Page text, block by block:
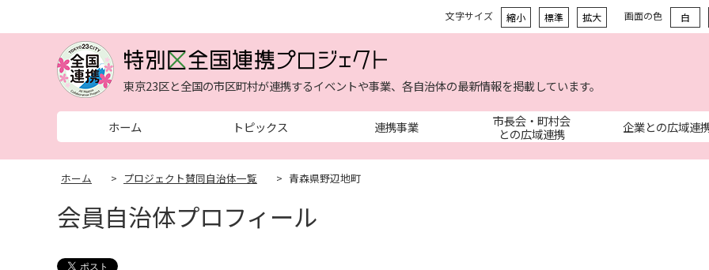
文字サイズ 縮小 標準 拡大 画面の色 白
東京23区と全国の市区町村が連携するイベントや事業、各自治体の最新情報を掲載しています。
ホーム トピックス 連携事業
市長会・町村会
との広域連携
企業との広域連
ホーム > プロジェクト賛同自治体一覧 > 青森県野辺地町
会員自治体プロフィール